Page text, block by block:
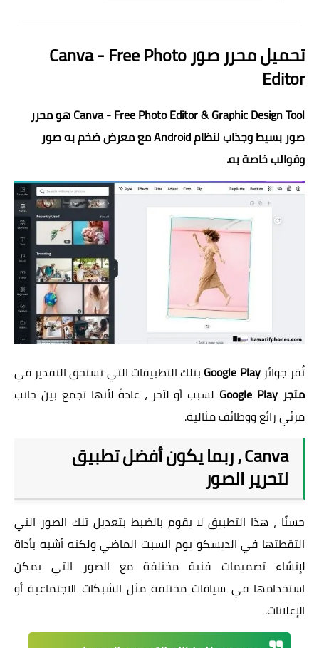
تحميل محرر صور Canva - Free Photo
Editor
Canva - Free Photo Editor & Graphic Design Tool هو محرر
صور بسيط وجذاب لنظام Android مع معرض ضخم به صور
وقوالب خاصة به.
تُقر جوائزGoogle Play بتلك التطبيقات التي تستحق التقدير في
متجر Google Play
لسبب أو لآخر ، عادةً لأنها تجمع بين جانب
مرئي رائع ووظائف مثالية.
Canva ، ربما يكون أفضل تطبيق
لتحرير الصور
حسنًا ، هذا التطبيق لا يقوم بالضبط بتعديل تلك الصور التي
التقطتها في الديسكو يوم السبت الماضي ولكنه أشبه بأداة
لإنشاء تصميمات فنية مختلفة مع الصور التي يمكن
استخدامها في سياقات مختلفة مثل الشبكات الاجتماعية أو
الإعلانات.